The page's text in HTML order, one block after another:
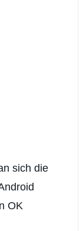
sich die
OK